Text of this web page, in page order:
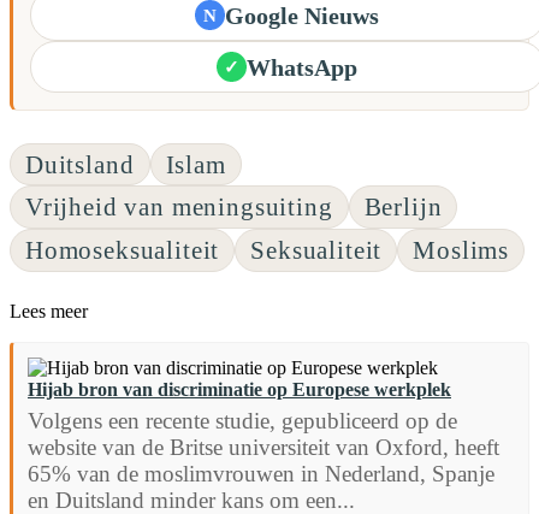
N Google Nieuws
✓ WhatsApp
Duitsland
Islam
Vrijheid van meningsuiting
Berlijn
Homoseksualiteit
Seksualiteit Moslims
Lees meer
Hijab bron van discriminatie op Europese werkplek
Volgens een recente studie, gepubliceerd op de
website van de Britse universiteit van Oxford, heeft
65% van de moslimvrouwen in Nederland, Spanje
en Duitsland minder kans om een...